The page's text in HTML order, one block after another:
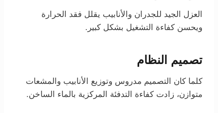
العزل الجيد للجدران والأنابيب يقلل فقد الحرارة
ويحسن كفاءة التشغيل بشكل كبير.
تصميم النظام
كلما كان التصميم مدروس وتوزيع الأنابيب والمشعات
متوازن، زادت كفاءة التدفئة المركزية بالماء الساخن.